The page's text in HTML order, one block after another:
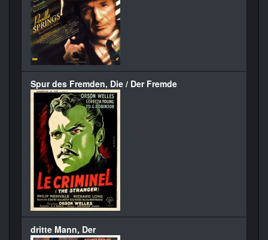
Spur des Fremden, Die / Der Fremde
dritte Mann, Der